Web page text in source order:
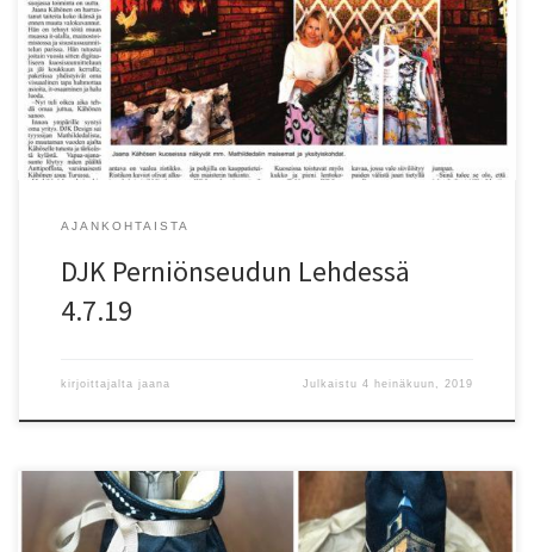
AJANKOHTAISTA
DJK Perniönseudun Lehdessä
4.7.19
kirjoittajalta jaana Julkaistu4 heinäkuun, 2019